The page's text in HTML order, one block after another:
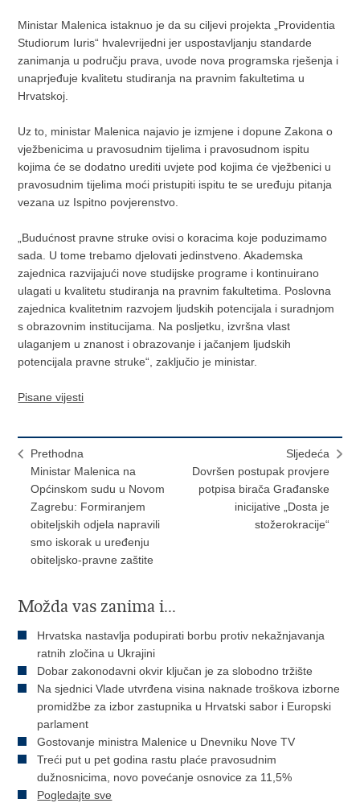
Ministar Malenica istaknuo je da su ciljevi projekta „Providentia
Studiorum Iuris“ hvalevrijedni jer uspostavljanju standarde
zanimanja u području prava, uvode nova programska rješenja i
unaprjeđuje kvalitetu studiranja na pravnim fakultetima u
Hrvatskoj.
Uz to, ministar Malenica najavio je izmjene i dopune Zakona o
vježbenicima u pravosudnim tijelima i pravosudnom ispitu
kojima će se dodatno urediti uvjete pod kojima će vježbenici u
pravosudnim tijelima moći pristupiti ispitu te se uređuju pitanja
vezana uz Ispitno povjerenstvo.
„Budućnost pravne struke ovisi o koracima koje poduzimamo
sada. U tome trebamo djelovati jedinstveno. Akademska
zajednica razvijajući nove studijske programe i kontinuirano
ulagati u kvalitetu studiranja na pravnim fakultetima. Poslovna
zajednica kvalitetnim razvojem ljudskih potencijala i suradnjom
s obrazovnim institucijama. Na posljetku, izvršna vlast
ulaganjem u znanost i obrazovanje i jačanjem ljudskih
potencijala pravne struke“, zaključio je ministar.
Pisane vijesti
Prethodna
Ministar Malenica na
Općinskom sudu u Novom
Zagrebu: Formiranjem
obiteljskih odjela napravili
smo iskorak u uređenju
obiteljsko-pravne zaštite
Sljedeća
Dovršen postupak provjere
potpisa birača Građanske
inicijative „Dosta je
stožerokracije“
Možda vas zanima i...
Hrvatska nastavlja podupirati borbu protiv nekažnjavanja
ratnih zločina u Ukrajini
Dobar zakonodavni okvir ključan je za slobodno tržište
Na sjednici Vlade utvrđena visina naknade troškova izborne
promidžbe za izbor zastupnika u Hrvatski sabor i Europski
parlament
Gostovanje ministra Malenice u Dnevniku Nove TV
Treći put u pet godina rastu plaće pravosudnim
dužnosnicima, novo povećanje osnovice za 11,5%
Pogledajte sve